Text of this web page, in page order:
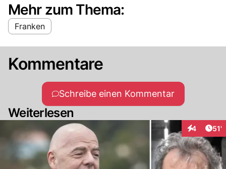
Mehr zum Thema:
Franken
Kommentare
Schreibe einen Kommentar
Weiterlesen
4 51'